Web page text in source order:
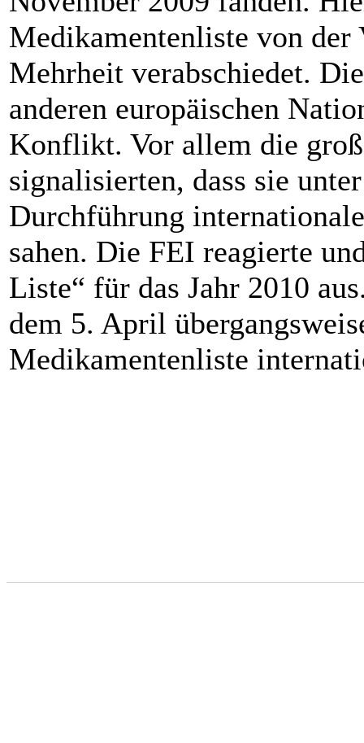
Medikamentenliste von
Mehrheit verabschiedet.
anderen europäischen
Konflikt. Vor allem die
signalisierten, dass sie
Durchführung
sahen. Die FEI reagierte
Liste“ für das Jahr 2010
dem 5. April
Medikamentenliste